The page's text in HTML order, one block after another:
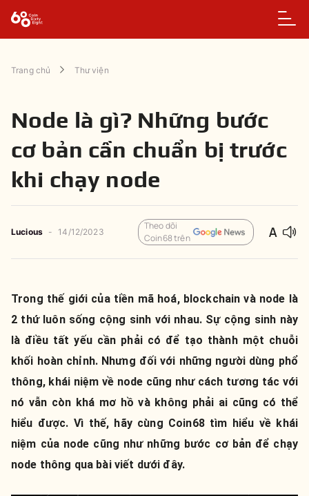
Trang chủ Thư viện
Node là gì? Những bước
cơ bản cần chuẩn bị trước
khi chạy node
Lucious - 14/12/2023
Theo dõi
Coin68 trên
Trong thế giới của tiền mã hoá, blockchain và node là
2 thứ luôn sống cộng sinh với nhau. Sự cộng sinh này
là điều tất yếu cần phải có để tạo thành một chuỗi
khối hoàn chỉnh. Nhưng đối với những người dùng phổ
thông, khái niệm về node cũng như cách tương tác với
nó vẫn còn khá mơ hồ và không phải ai cũng có thể
hiểu được. Vì thế, hãy cùng Coin68 tìm hiểu về khái
niệm của node cũng như những bước cơ bản để chạy
node thông qua bài viết dưới đây.